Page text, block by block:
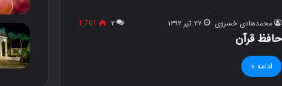
محمدهادی خسروی ۲۷ تیر ۱۳۹۲ ۲ 1,701
حافظ قرآن
ادامه »